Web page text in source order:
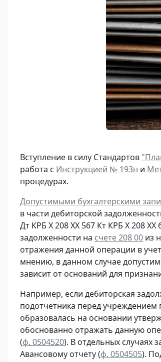
Вступление в силу Стандартов
работа с Инструкцией № 193н и
процедурах.
Допустимыми бухгалтерскими
в части дебиторской
Дт КРБ Х 208 ХХ 567 Кт КРБ Х 208 ХХ
задолженности на счете 208 00 из
отражения данной операции в
мнению, в данном случае
зависит от оснований для
Например, если дебиторская
подотчетника перед учреждением
образовалась на основании
обоснованно отражать данную
(ф. 0504520). В отдельных случаях
Авансовому отчету(ф. 0504505).